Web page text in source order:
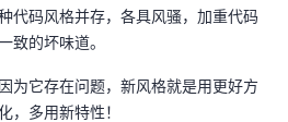
代码风格并存，各具风骚，加重代码
致的坏味道。
为它存在问题，新风格就是用更好方
，多用新特性！